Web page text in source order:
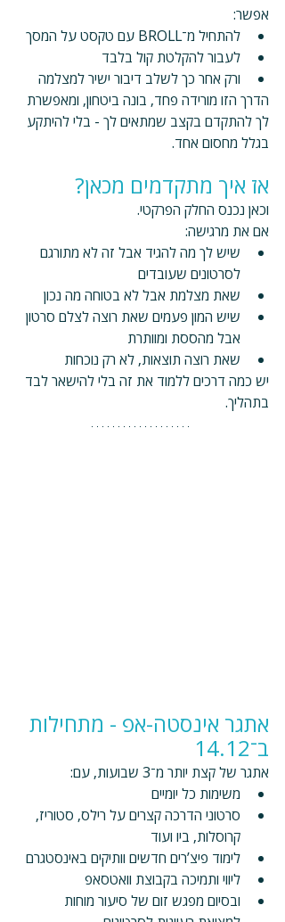
אפשר:
להתחיל מ־BROLL עם טקסט על המסך
לעבור להקלטת קול בלבד
ורק אחר כך לשלב דיבור ישיר למצלמה
הדרך הזו מורידה פחד, בונה ביטחון, ומאפשרת
לך להתקדם בקצב שמתאים לך - בלי להיתקע
בגלל מחסום אחד.
אז איך מתקדמים מכאן?
וכאן נכנס החלק הפרקטי.
אם את מרגישה:
שיש לך מה להגיד אבל זה לא מתורגם
לסרטונים שעובדים
שאת מצלמת אבל לא בטוחה מה נכון
שיש המון פעמים שאת רוצה לצלם סרטון
אבל מהססת ומוותרת
שאת רוצה תוצאות, לא רק נוכחות
יש כמה דרכים ללמוד את זה בלי להישאר לבד
בתהליך.
אתגר אינסטה-אפ - מתחילות
ב־14.12
אתגר של קצת יותר מ־3 שבועות, עם:
משימות כל יומיים
סרטוני הדרכה קצרים על רילס, סטוריז,
קרוסלות, ביו ועוד
לימוד פיצ’רים חדשים וותיקים באינסטגרם
ליווי ותמיכה בקבוצת וואטסאפ
ובסיום מפגש זום של סיעור מוחות